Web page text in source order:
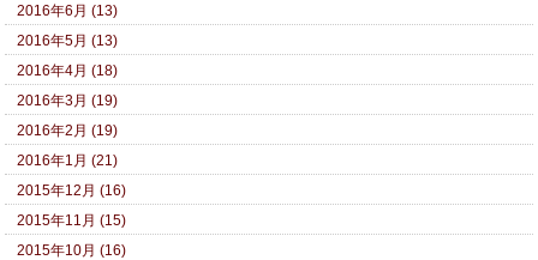
2016年6月 (13)
2016年5月 (13)
2016年4月 (18)
2016年3月 (19)
2016年2月 (19)
2016年1月 (21)
2015年12月 (16)
2015年11月 (15)
2015年10月 (16)